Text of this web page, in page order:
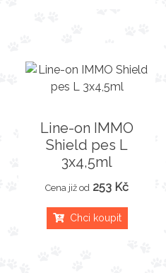
Line-on IMMO
Shield pes L
3x4,5ml
Cena již od 253 Kč
Chci koupit